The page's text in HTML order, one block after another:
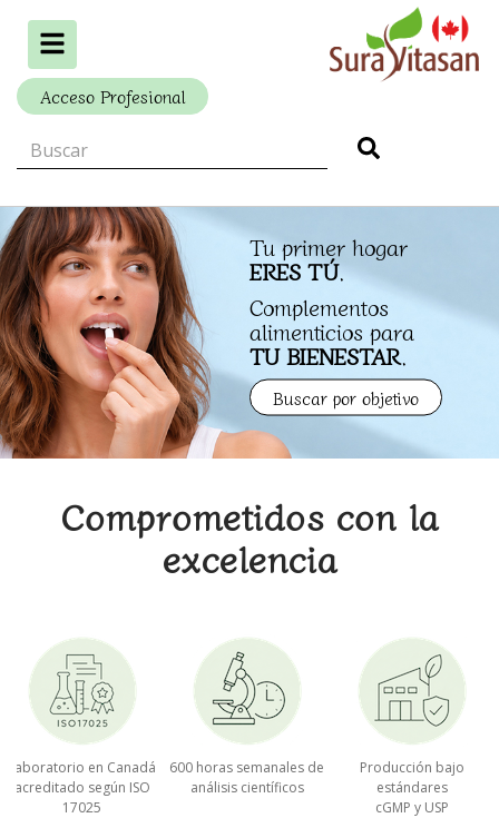
Alternar
navegación
Acceso Profesional
Tu primer hogar
ERES TÚ.
Complementos
alimenticios para
TU BIENESTAR.
Buscar por objetivo
Comprometidos con la
excelencia
Laboratorio en Canadá
acreditado según ISO
17025
600 horas semanales de
análisis científicos
Producción bajo
estándares
cGMP y USP